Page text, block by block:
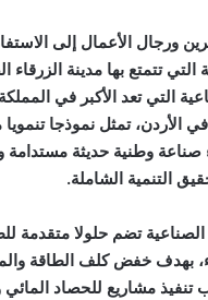
ورجال الأعمال إلى
التي تتمتع بها مدينة الزرقاء
التي تعد الأكبر في
الأردن، تمثل نموذجا
صناعة وطنية حديثة
التنمية الشاملة.
الصناعية تضم حلولا متقدمة
بهدف خفض كلف الطاقة
تنفيذ مشاريع للحصاد